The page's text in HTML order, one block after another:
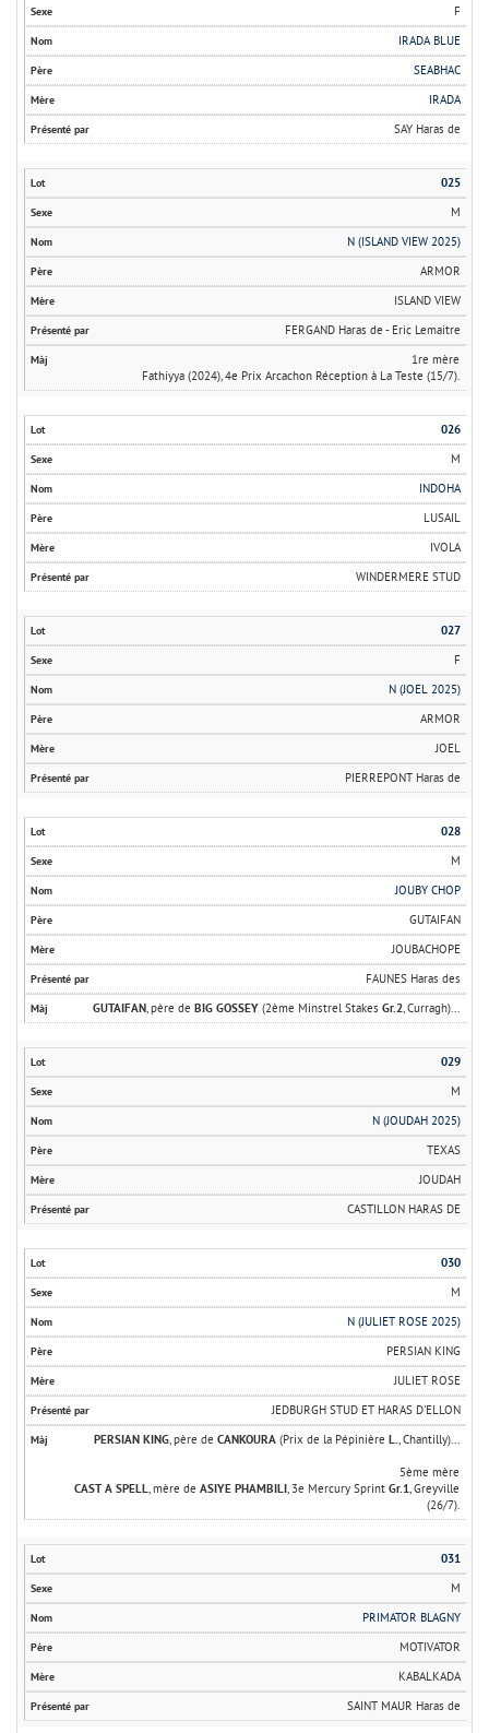
F
IRADA BLUE
SEABHAC
IRADA
SAY Haras de
025
M
N (ISLAND VIEW 2025)
ARMOR
ISLAND VIEW
FERGAND Haras de - Eric Lemaitre
1re mère
Fathiyya (2024), 4e Prix Arcachon Réception à La Teste (15/7).
026
M
INDOHA
LUSAIL
IVOLA
WINDERMERE STUD
027
F
N (JOEL 2025)
ARMOR
JOEL
PIERREPONT Haras de
028
M
JOUBY CHOP
GUTAIFAN
JOUBACHOPE
FAUNES Haras des
GUTAIFAN , père deBIG GOSSEY (2ème Minstrel StakesGr.2 , Curragh)...
029
M
N (JOUDAH 2025)
TEXAS
JOUDAH
CASTILLON HARAS DE
030
M
N (JULIET ROSE 2025)
PERSIAN KING
JULIET ROSE
JEDBURGH STUD ET HARAS D'ELLON
PERSIAN KING , père deCANKOURA (Prix de la PépinièreL. , Chantilly)...
5ème mère
CAST A SPELL , mère deASIYE PHAMBILI , 3e Mercury SprintGr.1 , Greyville
(26/7).
031
M
PRIMATOR BLAGNY
MOTIVATOR
KABALKADA
SAINT MAUR Haras de